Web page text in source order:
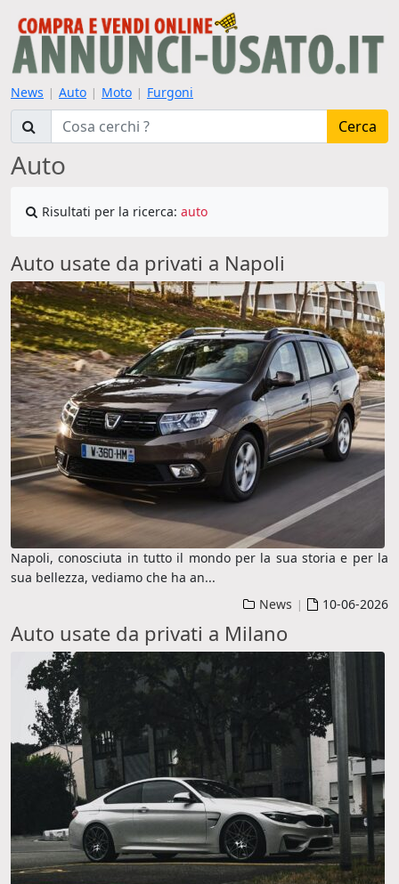
News | Auto | Moto | Furgoni
Cerca
Auto
Risultati per la ricerca: auto
Auto usate da privati a Napoli
Napoli, conosciuta in tutto il mondo per la sua storia e per la
sua bellezza, vediamo che ha an...
News | 10-06-2026
Auto usate da privati a Milano